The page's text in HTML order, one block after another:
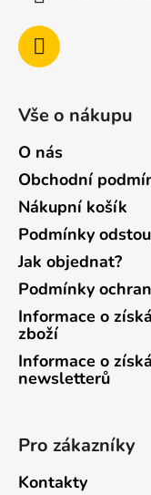
Vše o nákupu
O nás
Obchodní
Nákupní košík
Podmínky
Jak objednat?
Podmínky
Informace o
zboží
Informace o
newsletterů
Pro zákazníky
Kontakty